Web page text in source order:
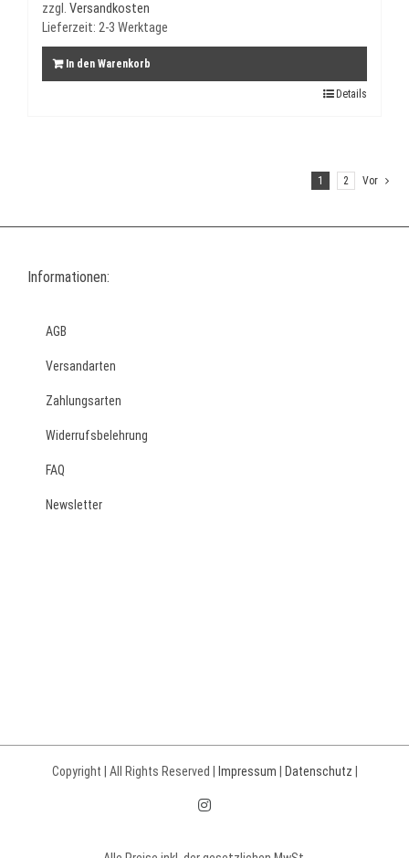
zzgl. Versandkosten
Lieferzeit: 2-3 Werktage
In den Warenkorb
Details
1 2 Vor
Informationen:
AGB
Versandarten
Zahlungsarten
Widerrufsbelehrung
FAQ
Newsletter
Copyright | All Rights Reserved | Impressum Datenschutz
Instagram